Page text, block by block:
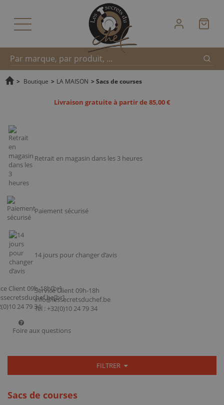
Recherche
> Boutique > LA MAISON > Sacs de courses
Livraison gratuite à partir de 85,00 €
Retrait en magasin dans les 3 heures
Paiement sécurisé
14 jours pour changer d’avis
Service Client 09h-18h
info@lessecretsduchef.be
Tel : +32(0)10 24 79 34
Foire aux questions
FILTRER
Sacs de courses